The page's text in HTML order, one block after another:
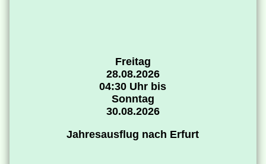
Freitag
28.08.2026
04:30 Uhr bis
Sonntag
30.08.2026
Jahresausflug nach Erfurt